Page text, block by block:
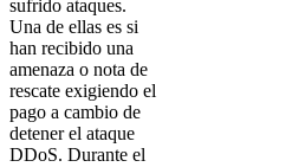
sufrido ataques.
Una de ellas es si
han recibido una
amenaza o nota de
rescate exigiendo el
pago a cambio de
detener el ataque
DDoS. Durante el